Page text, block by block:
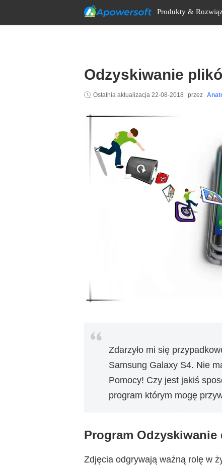
Produkty &
Odzyskiwanie
Ostatnia aktualizacja 22-08-2018 przez
Zdarzyło mi się
Samsung Galaxy S4. Nie
Pomocy! Czy jest jakiś
program którym mogę
Program
Zdjęcia odgrywają ważną rolę w